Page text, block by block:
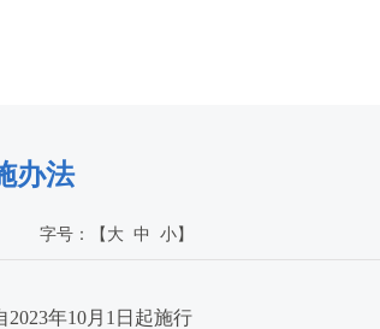
办法
字号： 【 大 中 小】
2023年10月1日起施行